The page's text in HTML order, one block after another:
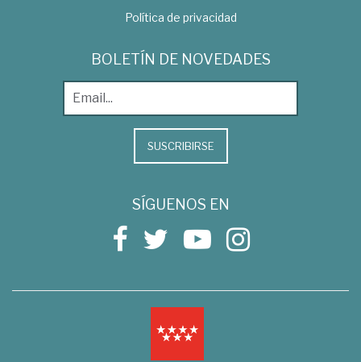
Política de privacidad
BOLETÍN DE NOVEDADES
SUSCRIBIRSE
SÍGUENOS EN